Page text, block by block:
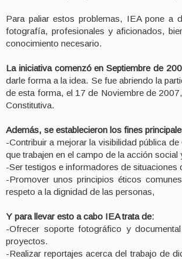
Para paliar estos problemas, IEA pone a
fotografía, profesionales y aficionados,
conocimiento necesario.
La iniciativa comenzó en Septiembre de
darle forma a la idea. Se fue abriendo la
de esta forma, el 17 de Noviembre de
Constitutiva.
Además, se establecieron los fines
-Contribuir a mejorar la visibilidad pública
que trabajen en el campo de la acción
-Ser testigos e informadores de situaciones
-Promover unos principios éticos
respeto a la dignidad de las personas,
Y para llevar esto a cabo IEA trata de:
-Ofrecer soporte fotográfico y
proyectos.
-Realizar reportajes acerca del trabajo de